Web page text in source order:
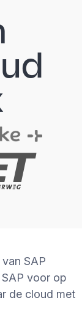
SAP
voor op
de cloud met